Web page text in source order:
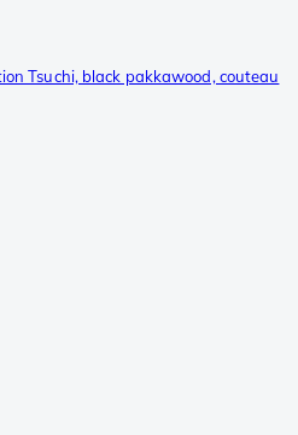
Tsuchi, black pakkawood, couteau